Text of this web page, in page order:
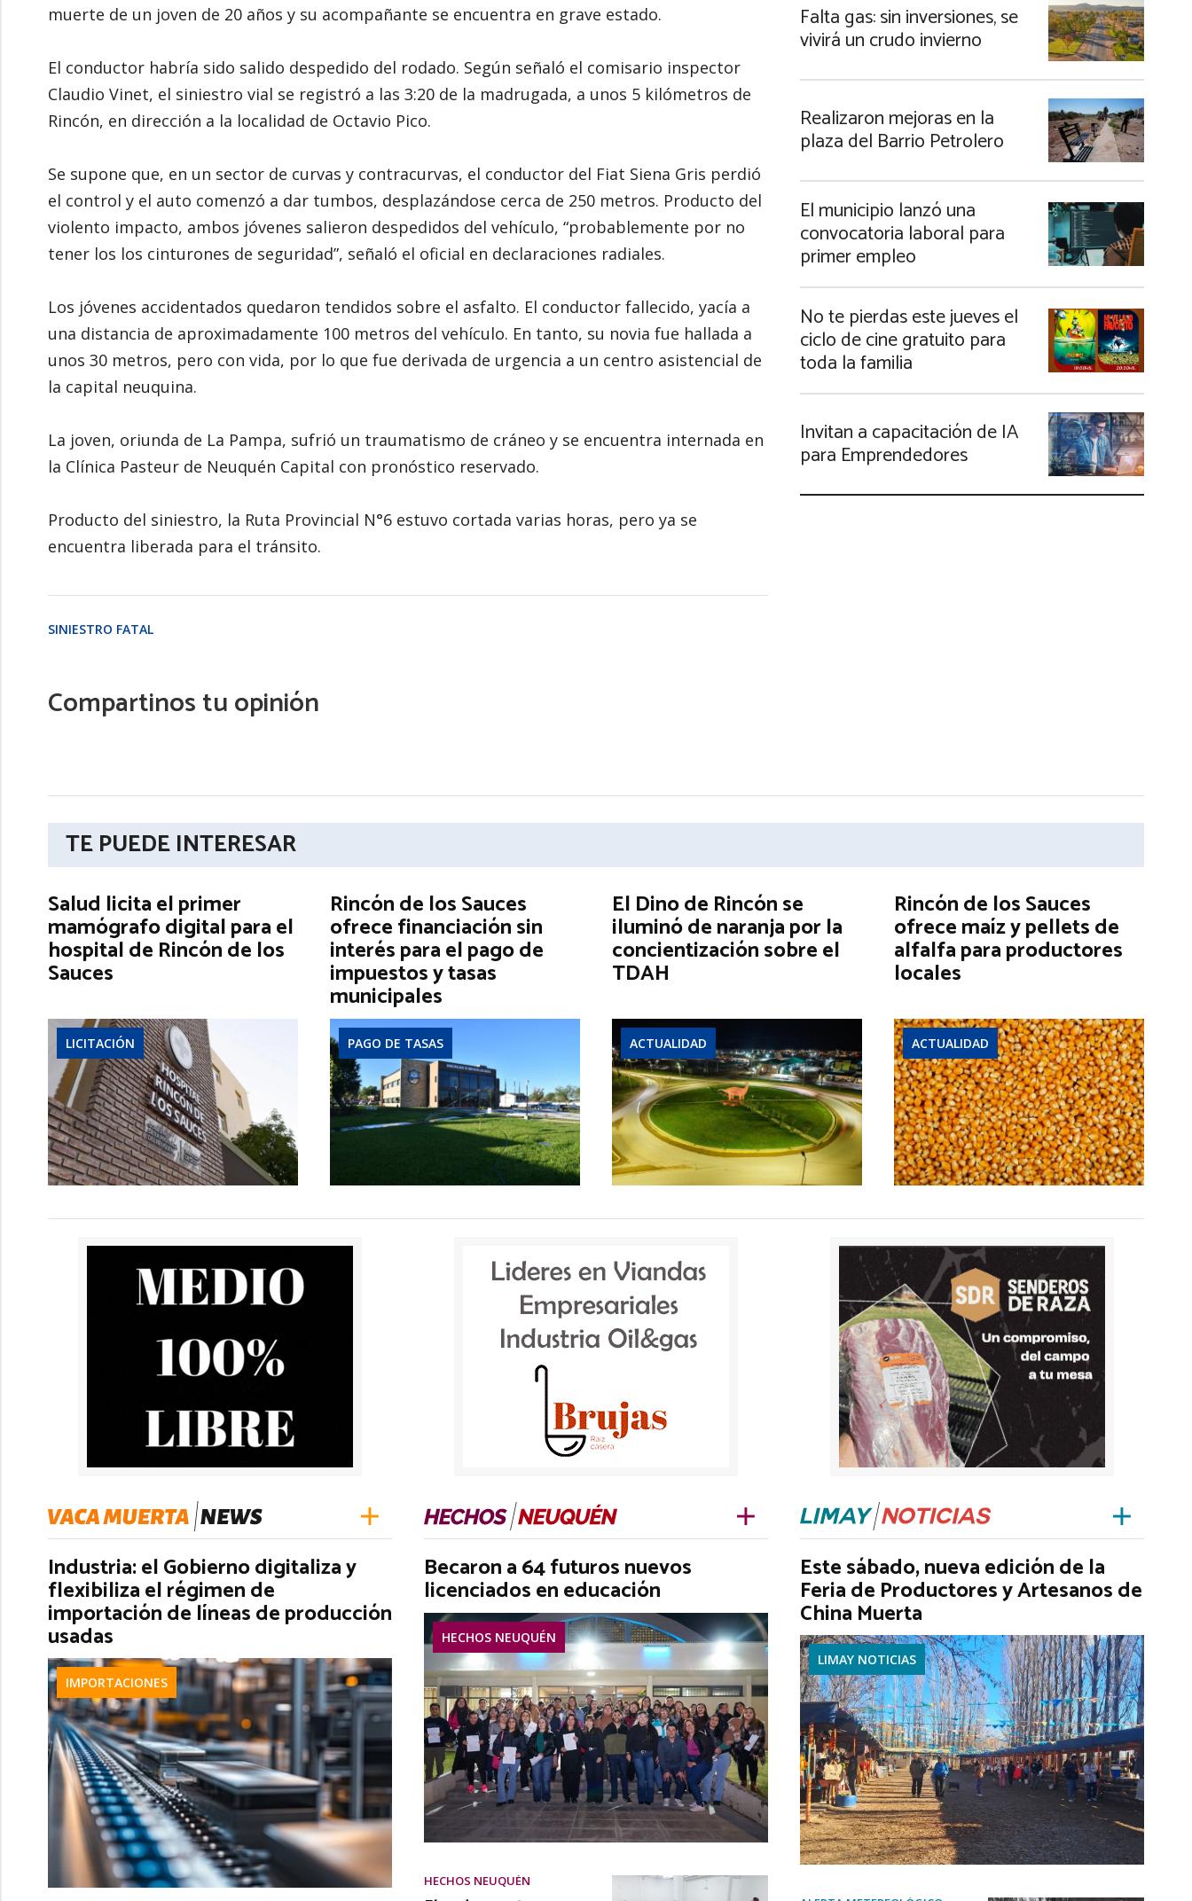
muerte de un joven de 20 años y su acompañante se encuentra en grave estado.
El conductor habría sido salido despedido del rodado. Según señaló el comisario inspector
Claudio Vinet, el siniestro vial se registró a las 3:20 de la madrugada, a unos 5 kilómetros de
Rincón, en dirección a la localidad de Octavio Pico.
Se supone que, en un sector de curvas y contracurvas, el conductor del Fiat Siena Gris perdió
el control y el auto comenzó a dar tumbos, desplazándose cerca de 250 metros. Producto del
violento impacto, ambos jóvenes salieron despedidos del vehículo, “probablemente por no
tener los los cinturones de seguridad”, señaló el oficial en declaraciones radiales.
Los jóvenes accidentados quedaron tendidos sobre el asfalto. El conductor fallecido, yacía a
una distancia de aproximadamente 100 metros del vehículo. En tanto, su novia fue hallada a
unos 30 metros, pero con vida, por lo que fue derivada de urgencia a un centro asistencial de
la capital neuquina.
La joven, oriunda de La Pampa, sufrió un traumatismo de cráneo y se encuentra internada en
la Clínica Pasteur de Neuquén Capital con pronóstico reservado.
Producto del siniestro, la Ruta Provincial N°6 estuvo cortada varias horas, pero ya se
encuentra liberada para el tránsito.
SINIESTRO FATAL
Compartinos tu opinión
Falta gas: sin inversiones, se
vivirá un crudo invierno
Realizaron mejoras en la
plaza del Barrio Petrolero
El municipio lanzó una
convocatoria laboral para
primer empleo
No te pierdas este jueves el
ciclo de cine gratuito para
toda la familia
Invitan a capacitación de IA
para Emprendedores
TE PUEDE INTERESAR
Salud licita el primer
mamógrafo digital para el
hospital de Rincón de los
Sauces
LICITACIÓN
Rincón de los Sauces
ofrece financiación sin
interés para el pago de
impuestos y tasas
municipales
PAGO DE TASAS
El Dino de Rincón se
iluminó de naranja por la
concientización sobre el
TDAH
ACTUALIDAD
Rincón de los Sauces
ofrece maíz y pellets de
alfalfa para productores
locales
ACTUALIDAD
Industria: el Gobierno digitaliza y
flexibiliza el régimen de
importación de líneas de producción
usadas
IMPORTACIONES
Becaron a 64 futuros nuevos
licenciados en educación
HECHOS NEUQUÉN
HECHOS NEUQUÉN
Este sábado, nueva edición de la
Feria de Productores y Artesanos de
China Muerta
LIMAY NOTICIAS